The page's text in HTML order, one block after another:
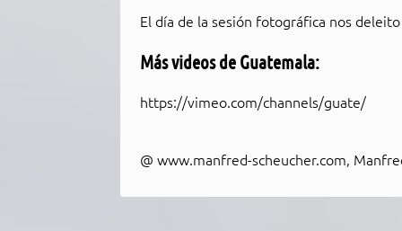
El día de la sesión fotográfica nos
Más videos de Guatemala:
https://vimeo.com/channels/guate/
@ www.manfred-scheucher.com,